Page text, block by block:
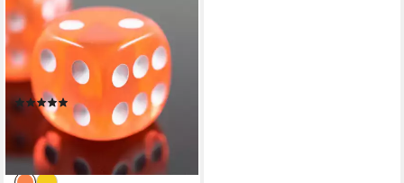
Spielesammlung Acryl-
Würfelset 6x W6, ca. 1,5 cm –
für D&D, Pen&Paper &
Brettspiele, W6 Würfel
(4)
5,99 € UVP9,99 €
-40%
lieferbar - in 2-3 Werktagen bei dir